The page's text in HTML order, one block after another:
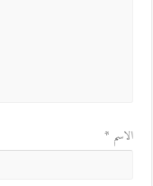
الاسم *